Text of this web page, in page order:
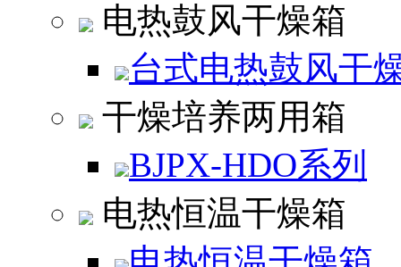
电热鼓风干燥箱
台式电热鼓风干
干燥培养两用箱
BJPX-HDO系列
电热恒温干燥箱